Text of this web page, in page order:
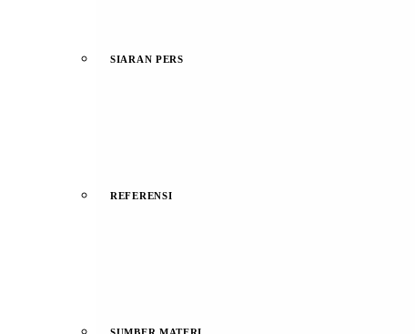
SIARAN PERS
REFERENSI